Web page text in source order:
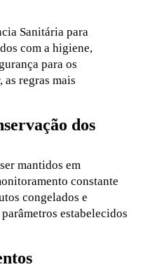
Sanitária para
com a higiene,
para os
regras mais
dos
mantidos em
constante
congelados e
estabelecidos